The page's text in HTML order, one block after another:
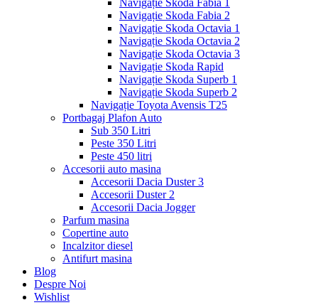
Navigație Skoda Fabia 1
Navigație Skoda Fabia 2
Navigație Skoda Octavia 1
Navigație Skoda Octavia 2
Navigație Skoda Octavia 3
Navigație Skoda Rapid
Navigație Skoda Superb 1
Navigație Skoda Superb 2
Navigație Toyota Avensis T25
Portbagaj Plafon Auto
Sub 350 Litri
Peste 350 Litri
Peste 450 litri
Accesorii auto masina
Accesorii Dacia Duster 3
Accesorii Duster 2
Accesorii Dacia Jogger
Parfum masina
Copertine auto
Incalzitor diesel
Antifurt masina
Blog
Despre Noi
Wishlist